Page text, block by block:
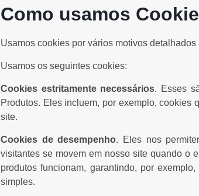
Como usamos
Usamos cookies por vários motivos detalhados
Usamos os seguintes cookies:
Cookies estritamente necessários. Esses
Produtos. Eles incluem, por exemplo, cookies
site.
Cookies de desempenho. Eles nos
visitantes se movem em nosso site quando o
produtos funcionam, garantindo, por
simples.